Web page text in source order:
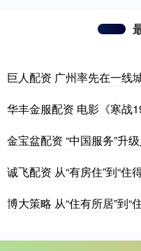
巨人配资 广州率先在一线
华丰金服配资 电影《寒战
金宝盆配资 “中国服务”升
诚飞配资 从“有房住”到“住
博大策略 从“住有所居”到“